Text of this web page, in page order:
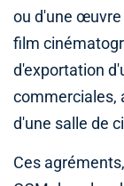
ou d'une œuvre
film
d'exportation
commerciales,
d'une salle de
Ces